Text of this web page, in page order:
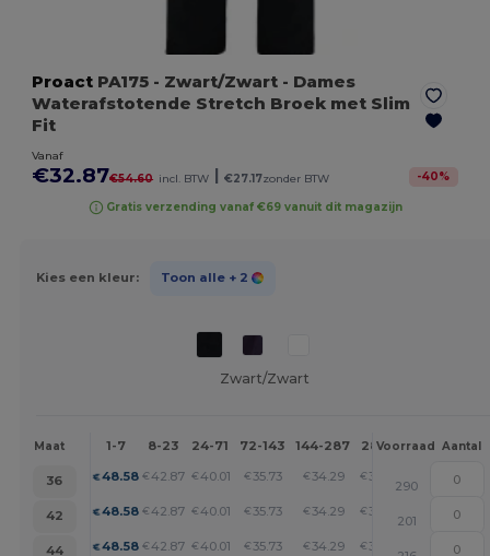
Proact PA175 - Zwart/Zwart - Dames
Waterafstotende Stretch Broek met Slim
Fit
Vanaf
€32.87€54.60 incl. BTW | €27.17zonder BTW -40%
Gratis verzending vanaf €69 vanuit dit magazijn
Kies een kleur: Toon alle + 2
Zwart/Zwart
Maat 1-7 8-23 24-71 72-143 144-287 288 + Meer
Voorraad Aantal
36 € 48.58 € 42.87 €40.01 € 35.73 € 34.29 € 32.87
290
42
€ 48.58 € 42.87 €40.01 € 35.73 € 34.29 € 32.87
201
44
€ 48.58 € 42.87 €40.01 € 35.73 € 34.29 € 32.87